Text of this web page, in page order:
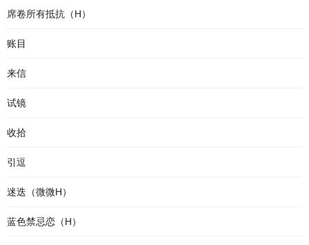
席卷所有抵抗（H）
账目
来信
试镜
收拾
引逗
迷迭（微微H）
蓝色禁忌恋（H）